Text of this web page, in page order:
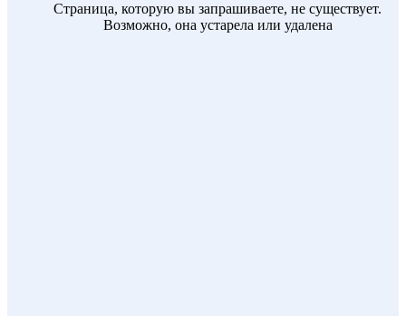
Страница, которую вы запрашиваете, не существует.
Возможно, она устарела или удалена